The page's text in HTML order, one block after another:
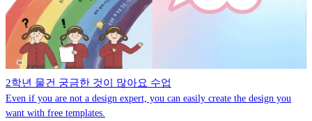
2학년 물건 궁금한 것이 많아요 수업
Even if you are not a design expert, you can easily create the design you
want with free templates.